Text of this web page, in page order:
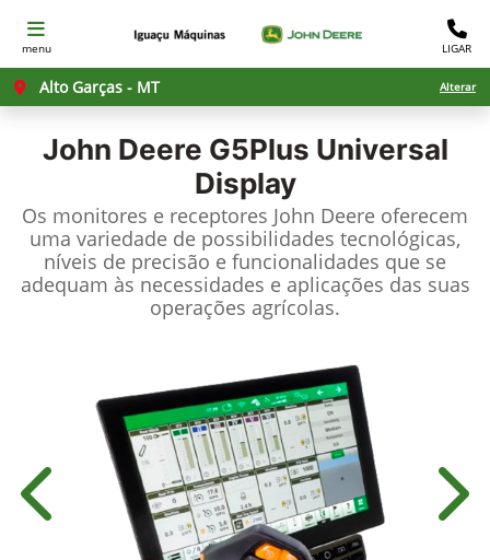
menu LIGAR
Alto Garças - MT Alterar
John Deere G5Plus Universal
Display
Os monitores e receptores John Deere oferecem
uma variedade de possibilidades tecnológicas,
níveis de precisão e funcionalidades que se
adequam às necessidades e aplicações das suas
operações agrícolas.
Anterior